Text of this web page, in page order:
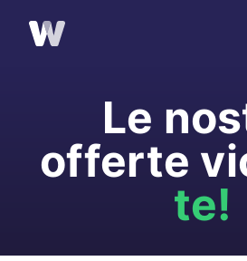
Le
offerte
te!